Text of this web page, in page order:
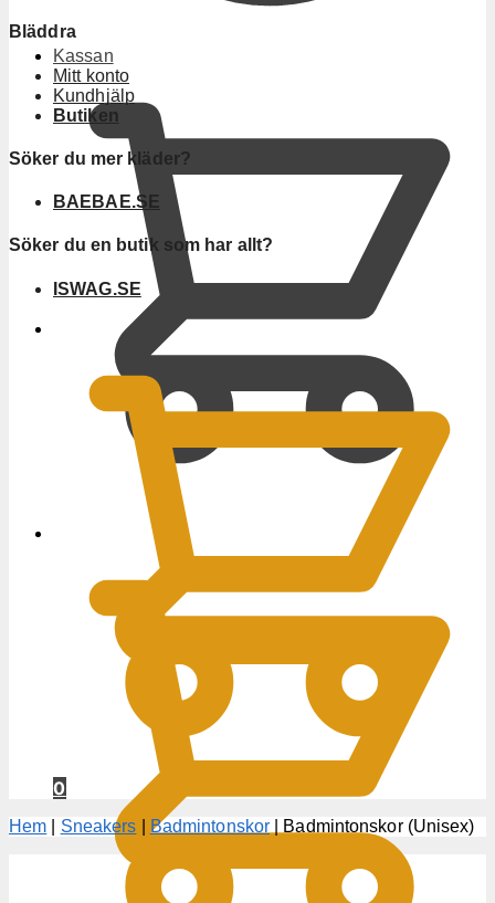
Kassan
Bläddra
Mitt konto
Kundhjälp
Butiken
Söker du mer kläder?
BAEBAE.SE
Söker du en butik som har allt?
ISWAG.SE
0
Hem Sneakers Badmintonskor Badmintonskor (Unisex)